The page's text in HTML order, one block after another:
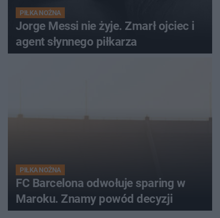
PIŁKA NOŻNA
Jorge Messi nie żyje. Zmarł ojciec i
agent słynnego piłkarza
PIŁKA NOŻNA
FC Barcelona odwołuje sparing w
Maroku. Znamy powód decyzji